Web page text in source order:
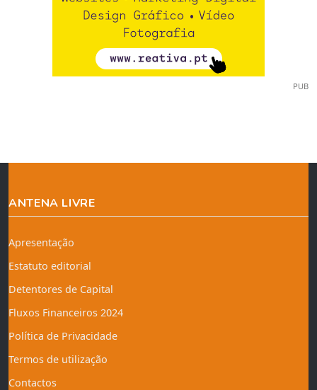
PUB
ANTENA LIVRE
Apresentação
Estatuto editorial
Detentores de Capital
Fluxos Financeiros 2024
Política de Privacidade
Termos de utilização
Contactos